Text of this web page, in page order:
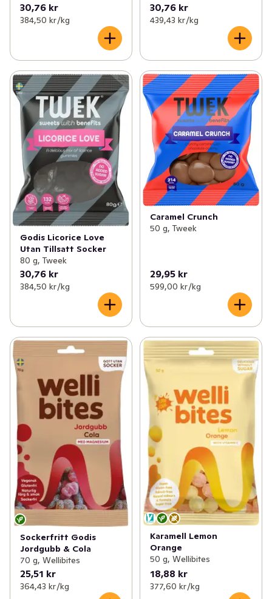
30,76 kr
384,50 kr /kg
30,76 kr
439,43 kr /kg
Godis Licorice Love
Utan Tillsatt Socker
80 g, Tweek
30,76 kr
384,50 kr /kg
Caramel Crunch
50 g, Tweek
29,95 kr
599,00 kr /kg
Sockerfritt Godis
Jordgubb & Cola
70 g, Wellibites
25,51 kr
364,43 kr /kg
Karamell Lemon
Orange
50 g, Wellibites
18,88 kr
377,60 kr /kg